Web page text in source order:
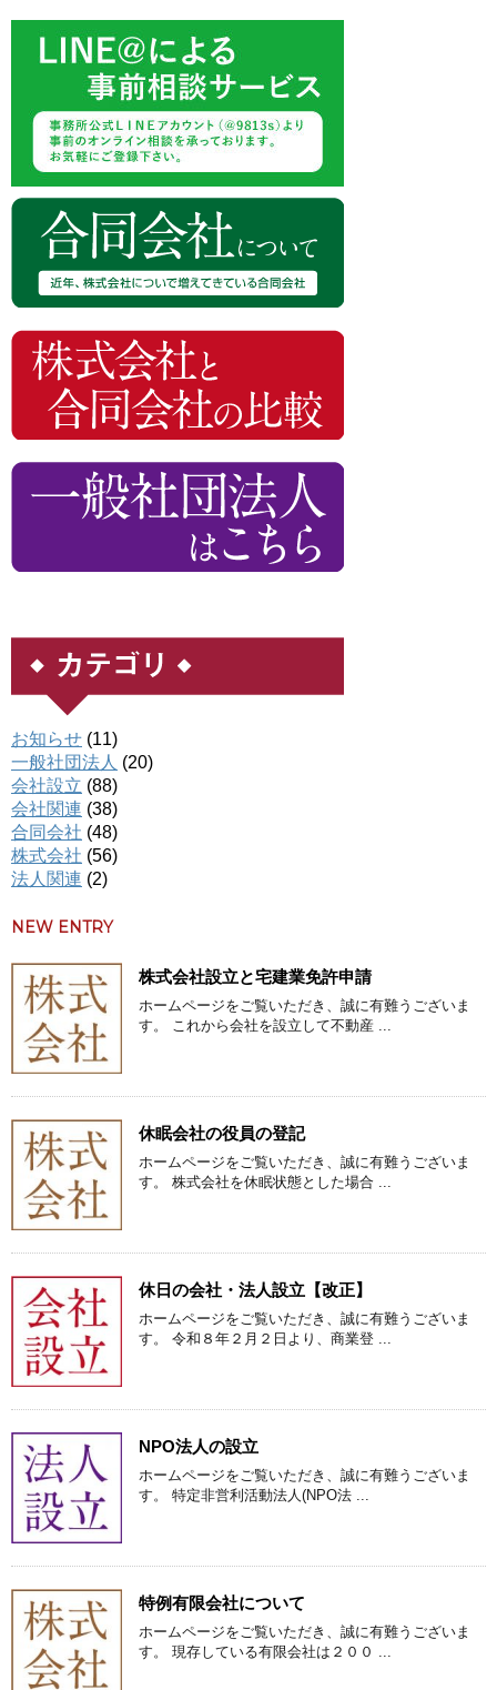
お知らせ (11)
一般社団法人 (20)
会社設立 (88)
会社関連 (38)
合同会社 (48)
株式会社 (56)
法人関連 (2)
NEW ENTRY
株式会社設立と宅建業免許申請
ホームページをご覧いただき、誠に有難うございま
す。 これから会社を設立して不動産 ...
休眠会社の役員の登記
ホームページをご覧いただき、誠に有難うございま
す。 株式会社を休眠状態とした場合 ...
休日の会社・法人設立【改正】
ホームページをご覧いただき、誠に有難うございま
す。 令和８年２月２日より、商業登 ...
NPO法人の設立
ホームページをご覧いただき、誠に有難うございま
す。 特定非営利活動法人(NPO法 ...
特例有限会社について
ホームページをご覧いただき、誠に有難うございま
す。 現存している有限会社は２００ ...